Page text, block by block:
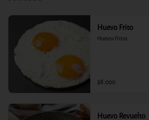
Huevo Frito
Huevos fritos
$8.000
Huevo Revuelto